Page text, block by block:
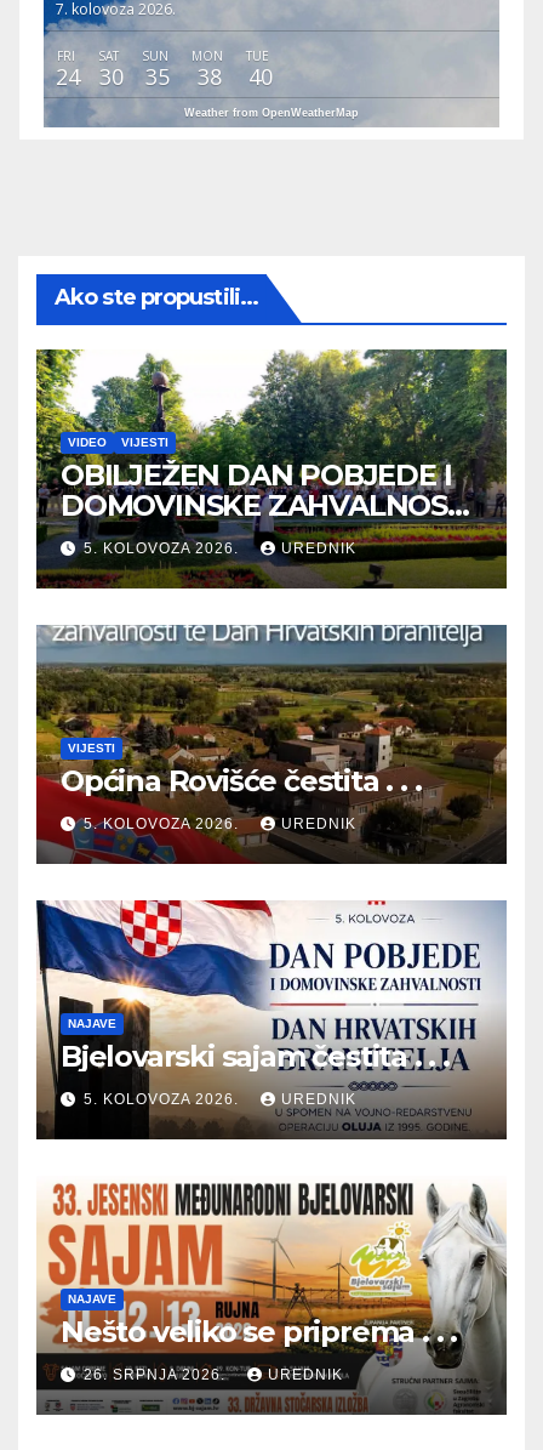
7. kolovoza 2026.
FRI
24
SAT
30
SUN
35
MON
38
TUE
40
Weather from OpenWeatherMap
Ako ste propustili...
VIDEO VIJESTI
OBILJEŽEN DAN POBJEDE I
DOMOVINSKE ZAHVALNOSTI
TE DAN HRVATSKIH
BRANITELJA
5. KOLOVOZA 2026. UREDNIK
VIJESTI
Općina Rovišće čestita . . .
5. KOLOVOZA 2026. UREDNIK
NAJAVE
Bjelovarski sajam čestita . . .
5. KOLOVOZA 2026. UREDNIK
NAJAVE
Nešto veliko se priprema . . .
26. SRPNJA 2026. UREDNIK